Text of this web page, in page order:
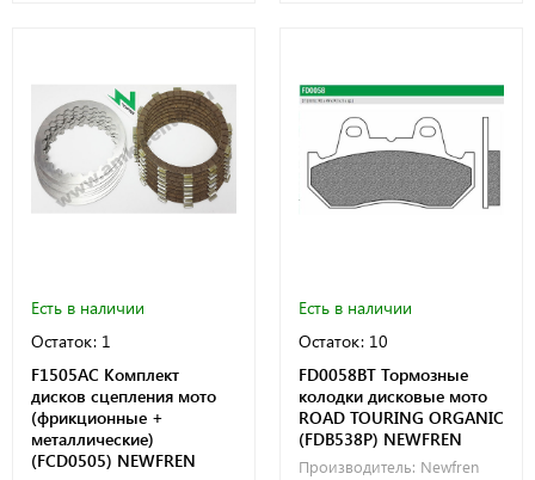
Есть в наличии
Остаток: 1
F1505AC Комплект
дисков сцепления мото
(фрикционные +
металлические)
(FCD0505) NEWFREN
Есть в наличии
Остаток: 10
FD0058BT Тормозные
колодки дисковые мото
ROAD TOURING ORGANIC
(FDB538P) NEWFREN
Производитель: Newfren